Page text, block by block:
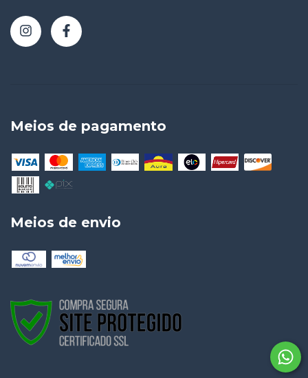
Meios de pagamento
Meios de envio